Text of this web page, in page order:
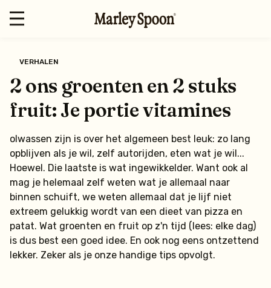
VERHALEN
2 ons groenten en 2 stuks
fruit: Je portie vitamines
olwassen zijn is over het algemeen best leuk: zo lang
opblijven als je wil, zelf autorijden, eten wat je wil...
Hoewel. Die laatste is wat ingewikkelder. Want ook al
mag je helemaal zelf weten wat je allemaal naar
binnen schuift, we weten allemaal dat je lijf niet
extreem gelukkig wordt van een dieet van pizza en
patat. Wat groenten en fruit op z'n tijd (lees: elke dag)
is dus best een goed idee. En ook nog eens ontzettend
lekker. Zeker als je onze handige tips opvolgt.